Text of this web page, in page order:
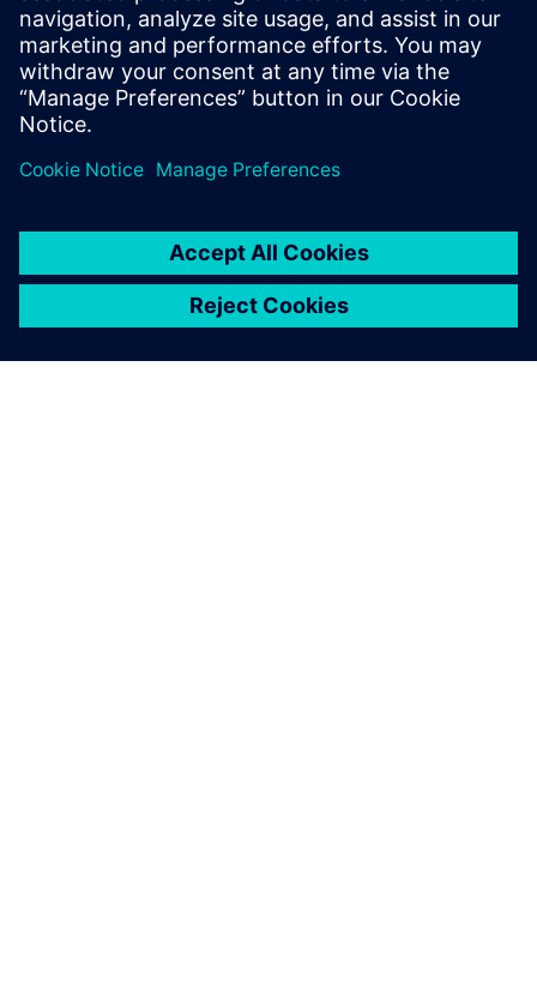
오를 통해 엔지니어링 설계 프로세스를 산업화하여
비즈니스 결과, 지속성, 혁신을 강화하는 방법을 알아
보십시오.